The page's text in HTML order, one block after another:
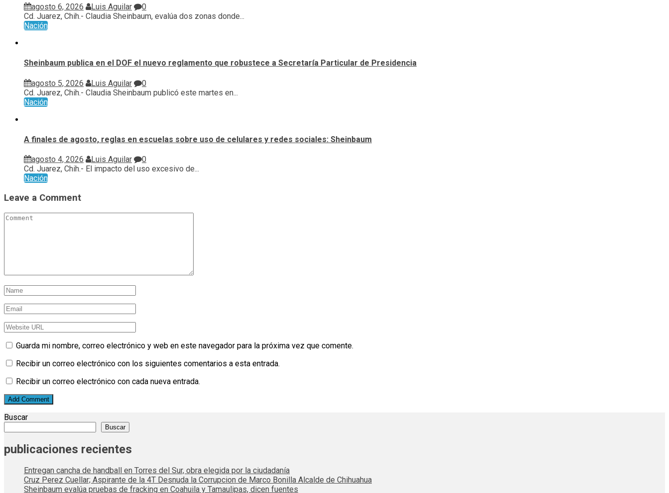
agosto 6, 2026 Luis Aguilar
0
Cd. Juarez, Chih.- Claudia Sheinbaum, evalúa ⁠dos zonas donde...
Nación
Sheinbaum publica en el DOF el nuevo reglamento que robustece a Secretaría Particular de Presidencia
agosto 5, 2026 Luis Aguilar
0
Cd. Juarez, Chih.- Claudia Sheinbaum publicó este martes en...
Nación
A finales de agosto, reglas en escuelas sobre uso de celulares y redes sociales: Sheinbaum
agosto 4, 2026 Luis Aguilar
0
Cd. Juarez, Chih.- El impacto del uso excesivo de...
Nación
Leave a Comment
Guarda mi nombre, correo electrónico y web en este navegador para la próxima vez que comente.
Recibir un correo electrónico con los siguientes comentarios a esta entrada.
Recibir un correo electrónico con cada nueva entrada.
Buscar
Buscar
publicaciones recientes
Entregan cancha de handball en Torres del Sur, obra elegida por la ciudadanía
Cruz Perez Cuellar; Aspirante de la 4T Desnuda la Corrupcion de Marco Bonilla Alcalde de Chihuahua
Sheinbaum evalúa pruebas de fracking en Coahuila y Tamaulipas, dicen fuentes